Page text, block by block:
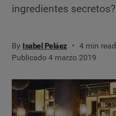
ingredientes secretos?
By Isabel Peláez
4 min read
Publicado 4 marzo 2019